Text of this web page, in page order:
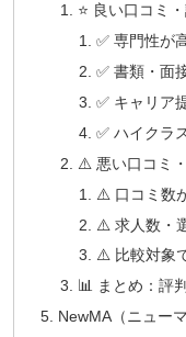
⭐ 良い口コミ
✅ 専門性が
✅ 書類・面
✅ キャリア
✅ ハイクラ
⚠️ 悪い口コミ
⚠️ 口コミ数
⚠️ 求人数・
⚠️ 比較対象
📊 まとめ：評
NewMA（ニュー